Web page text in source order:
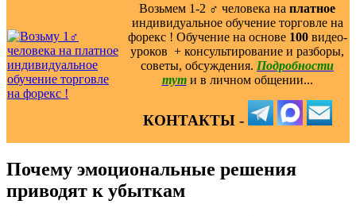
Возьмем 1-2 ‍♂️ человека на платное
индивидуальное обучение торговле на
форекс ! Обучение на основе 100видео-
уроков ️ + консультирование и разборы,
советы, обсуждения. Подробности
тут и в личном общении...
КОНТАКТЫ -
Почему эмоциональные решения
приводят к убыткам